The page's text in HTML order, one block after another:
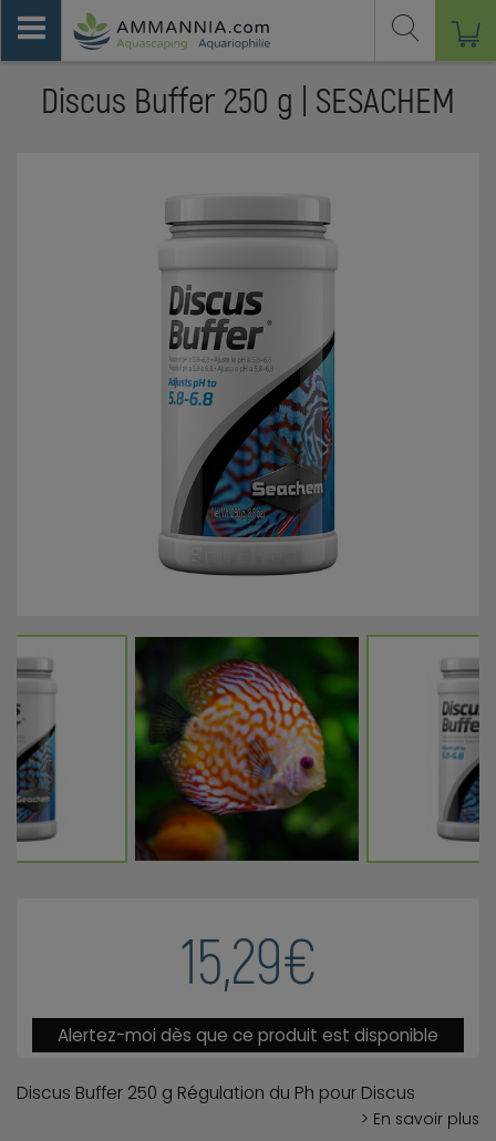
15,29€
Alertez-moi dès que ce produit est disponible
Discus Buffer 250 g Régulation du Ph pour Discus
> En savoir plus
Discus Buffer 250 g | SESACHEM